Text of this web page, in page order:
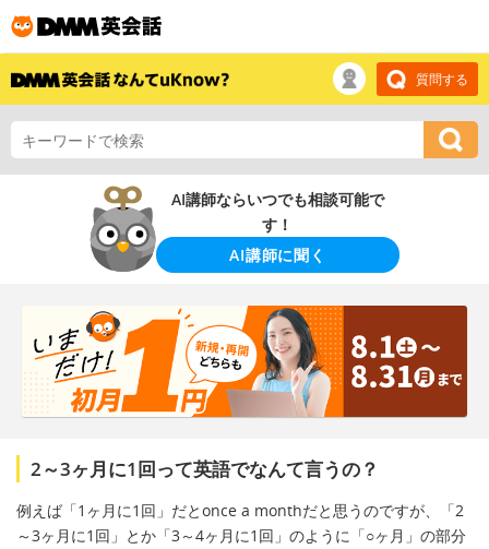
質問する
AI講師ならいつでも相談可能で
す！
AI講師に聞く
2～3ヶ月に1回って英語でなんて言うの？
例えば「1ヶ月に1回」だとonce a monthだと思うのですが、「2
～3ヶ月に1回」とか「3～4ヶ月に1回」のように「○ヶ月」の部分